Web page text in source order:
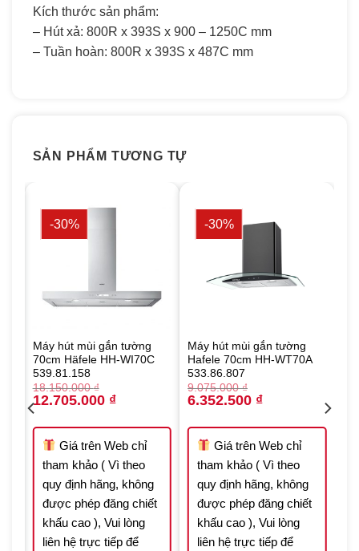
Kích thước sản phẩm:
– Hút xả: 800R x 393S x 900 – 1250C mm
– Tuần hoàn: 800R x 393S x 487C mm
SẢN PHẨM TƯƠNG TỰ
-30%
Máy hút mùi gắn tường
70cm Häfele HH-WI70C
539.81.158
18.150.000₫
Original
price
18.150.000 ₫.
12.705.000 ₫Current
12.705.000 ₫.
Giá trên Web chỉ
tham khảo ( Vì theo
quy định hãng, không
được phép đăng chiết
khấu cao ), Vui lòng
liên hệ trực tiếp để
-30%
Máy hút mùi gắn tường
Hafele 70cm HH-WT70A
533.86.807
9.075.000₫
Original
price
9.075.000 ₫.
6.352.500 ₫Current
6.352.500 ₫.
Giá trên Web chỉ
tham khảo ( Vì theo
quy định hãng, không
được phép đăng chiết
khấu cao ), Vui lòng
liên hệ trực tiếp để